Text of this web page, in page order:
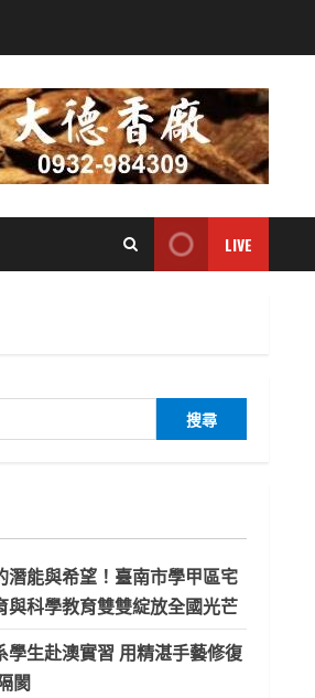
LIVE
潛能與希望！臺南市學甲區宅
與科學教育雙雙綻放全國光芒
學生赴澳實習 用精湛手藝修復
閡